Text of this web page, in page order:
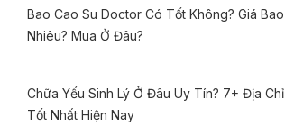
Bao Cao Su Doctor Có Tốt Không? Giá Bao
Nhiêu? Mua Ở Đâu?
Chữa Yếu Sinh Lý Ở Đâu Uy Tín? 7+ Địa Chỉ
Tốt Nhất Hiện Nay